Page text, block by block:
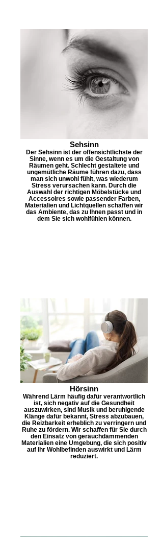
Sehsinn
Der Sehsinn ist der offensichtlichste der
Sinne, wenn es um die Gestaltung von
Räumen geht. Schlecht gestaltete und
ungemütliche Räume führen dazu, dass
man sich unwohl fühlt, was wiederum
Stress verursachen kann. Durch die
Auswahl der richtigen Möbelstücke und
Accessoires sowie passender Farben,
Materialien und Lichtquellen schaffen wir
das Ambiente, das zu Ihnen passt und in
dem Sie sich wohlfühlen können.
Hörsinn
Während Lärm häufig dafür verantwortlich
ist, sich negativ auf die Gesundheit
auszuwirken, sind Musik und beruhigende
Klänge dafür bekannt, Stress abzubauen,
die Reizbarkeit erheblich zu verringern und
Ruhe zu fördern. Wir schaffen für Sie durch
den Einsatz von geräuchdämmenden
Materialien eine Umgebung, die sich positiv
auf Ihr Wohlbefinden auswirkt und Lärm
reduziert.